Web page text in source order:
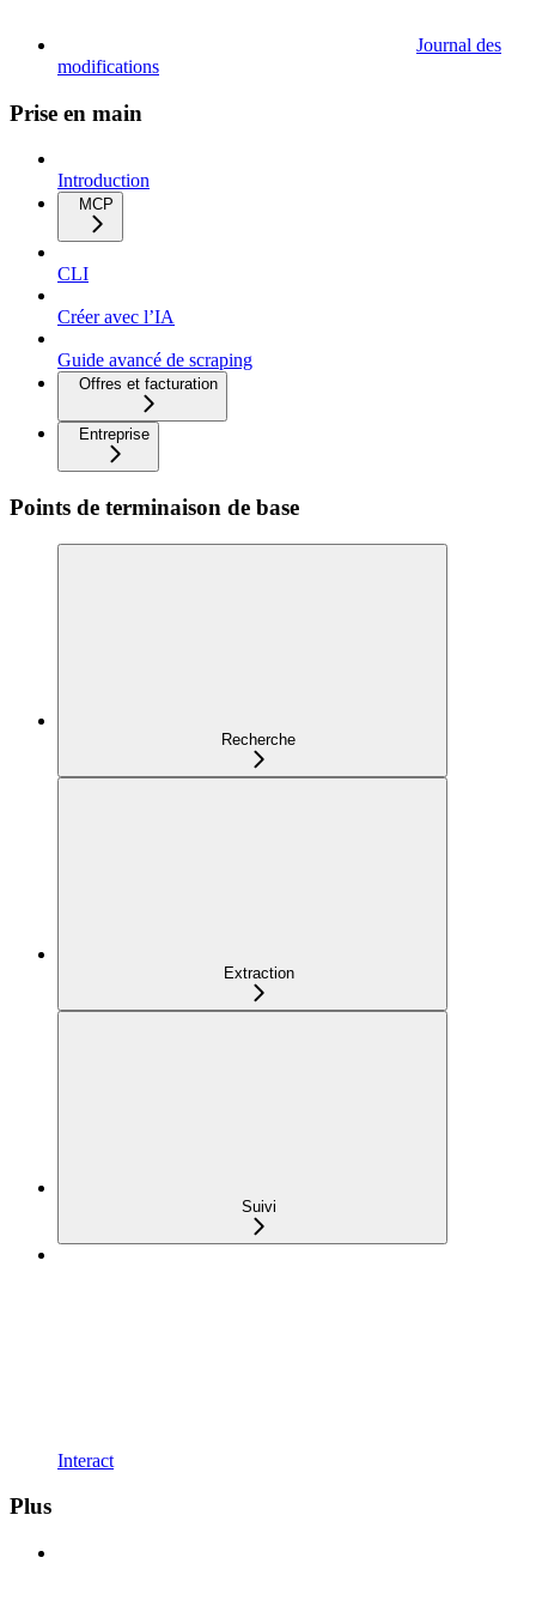
Journal des
modifications
Prise en main
Introduction
MCP
CLI
Créer avec l’IA
Guide avancé de scraping
Offres et facturation
Entreprise
Points de terminaison de base
Recherche
Extraction
Suivi
Interact
Plus